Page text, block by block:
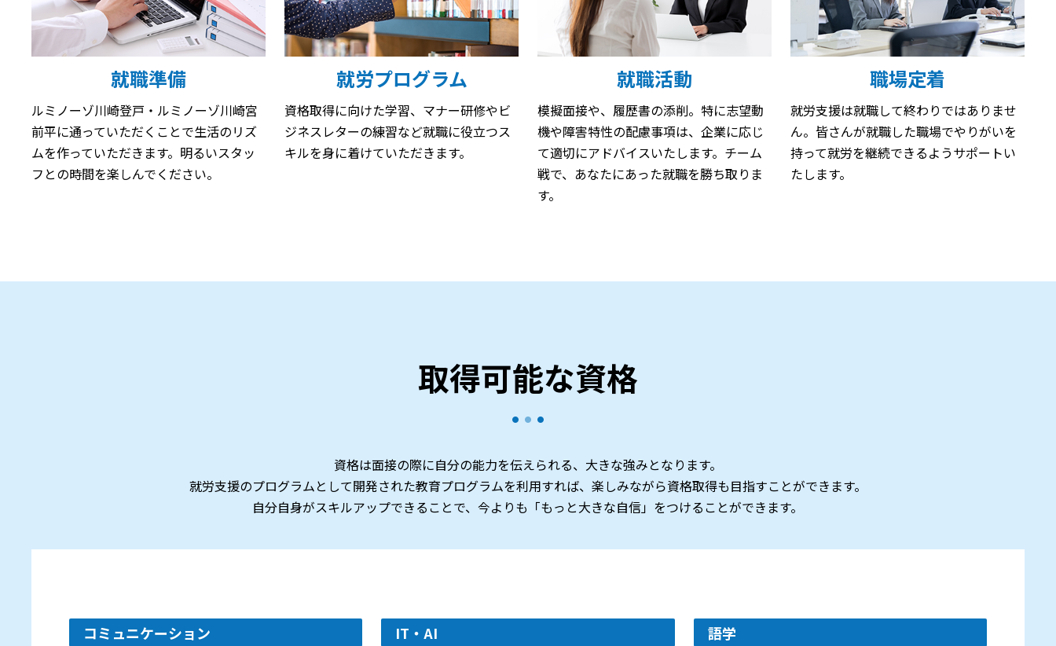
就職準備
ルミノーゾ川崎登戸・ルミノーゾ川崎宮
前平に通っていただくことで生活のリズ
ムを作っていただきます。明るいスタッ
フとの時間を楽しんでください。
就労プログラム
資格取得に向けた学習、マナー研修やビ
ジネスレターの練習など就職に役立つス
キルを身に着けていただきます。
就職活動
模擬面接や、履歴書の添削。特に志望動
機や障害特性の配慮事項は、企業に応じ
て適切にアドバイスいたします。チーム
戦で、あなたにあった就職を勝ち取りま
す。
職場定着
就労支援は就職して終わりではありませ
ん。皆さんが就職した職場でやりがいを
持って就労を継続できるようサポートい
たします。
取得可能な資格
資格は面接の際に自分の能力を伝えられる、大きな強みとなります。
就労支援のプログラムとして開発された教育プログラムを利用すれば、楽しみながら資格取得も目指すことができます。
自分自身がスキルアップできることで、今よりも「もっと大きな自信」をつけることができます。
コミュニケーション IT・AI 語学